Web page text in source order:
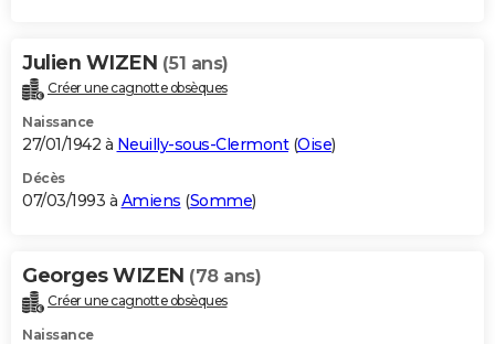
Julien WIZEN (51 ans)
Créer une cagnotte obsèques
Naissance
27/01/1942 à Neuilly-sous-Clermont(Oise)
Décès
07/03/1993 à Amiens (Somme)
Georges WIZEN (78 ans)
Créer une cagnotte obsèques
Naissance